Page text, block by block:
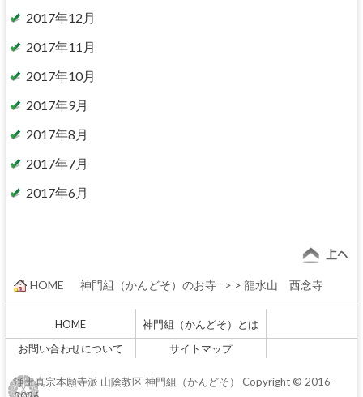
2017年12月
2017年11月
2017年10月
2017年9月
2017年8月
2017年7月
2017年6月
HOME >
神門組（かんどそ）のお寺 > 龍水山 西念寺
HOME
神門組（かんどそ）とは
お問い合わせについて
サイトマップ
浄土真宗本願寺派 山陰教区 神門組（かんどそ）
Copyright © 2016-